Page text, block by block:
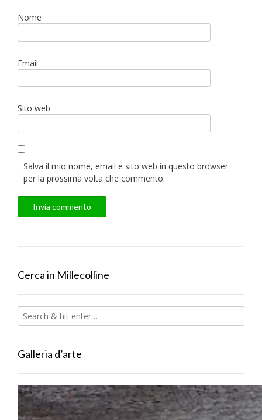
Nome
Email
Sito web
Salva il mio nome, email e sito web in questo browser
per la prossima volta che commento.
Cerca in Millecolline
Galleria d’arte